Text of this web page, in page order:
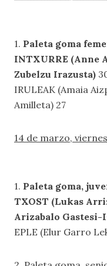
1. Paleta goma
INTXURRE (Anne
Zubelzu Irazusta)
IRULEAK (Amaia
Amilleta) 27
14 de marzo,
1. Paleta goma,
TXOST (Lukas
Arizabalo
EPLE (Elur Garro